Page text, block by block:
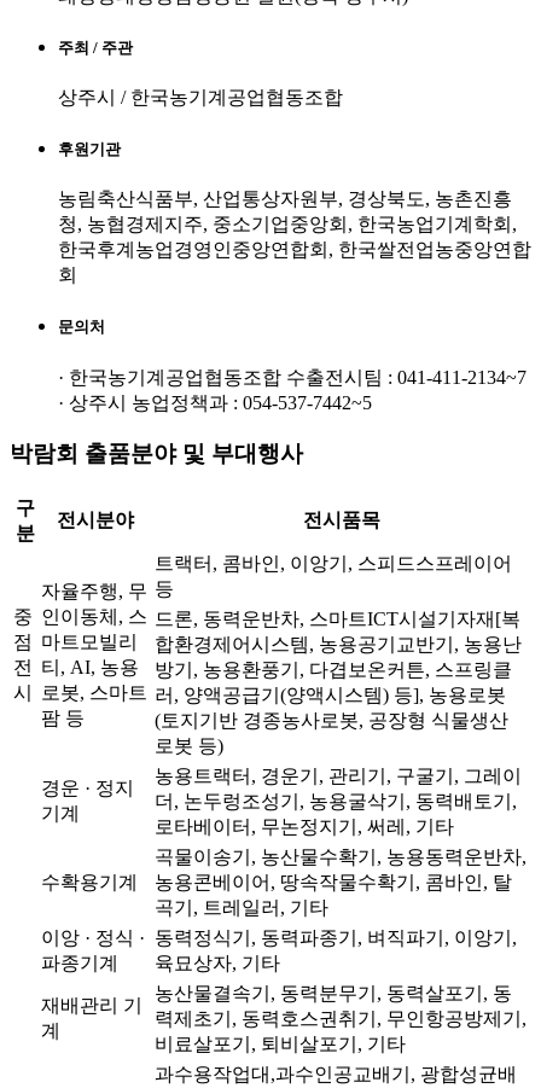
주최 / 주관
상주시 / 한국농기계공업협동조합
후원기관
농림축산식품부, 산업통상자원부, 경상북도, 농촌진흥
청, 농협경제지주, 중소기업중앙회, 한국농업기계학회,
한국후계농업경영인중앙연합회, 한국쌀전업농중앙연합
회
문의처
· 한국농기계공업협동조합 수출전시팀 : 041-411-2134~7
· 상주시 농업정책과 : 054-537-7442~5
박람회 출품분야 및 부대행사
구
분
전시분야 전시품목
중
점
전
시
자율주행, 무
인이동체, 스
마트모빌리
티, AI, 농용
로봇, 스마트
팜 등
트랙터, 콤바인, 이앙기, 스피드스프레이어
등
드론, 동력운반차, 스마트ICT시설기자재[복
합환경제어시스템, 농용공기교반기, 농용난
방기, 농용환풍기, 다겹보온커튼, 스프링클
러, 양액공급기(양액시스템) 등], 농용로봇
(토지기반 경종농사로봇, 공장형 식물생산
로봇 등)
경운 · 정지
기계
농용트랙터, 경운기, 관리기, 구굴기, 그레이
더, 논두렁조성기, 농용굴삭기, 동력배토기,
로타베이터, 무논정지기, 써레, 기타
수확용기계
곡물이송기, 농산물수확기, 농용동력운반차,
농용콘베이어, 땅속작물수확기, 콤바인, 탈
곡기, 트레일러, 기타
이앙 · 정식 ·
파종기계
동력정식기, 동력파종기, 벼직파기, 이앙기,
육묘상자, 기타
재배관리 기
계
농산물결속기, 동력분무기, 동력살포기, 동
력제초기, 동력호스권취기, 무인항공방제기,
비료살포기, 퇴비살포기, 기타
과수용작업대,과수인공교배기, 광합성균배